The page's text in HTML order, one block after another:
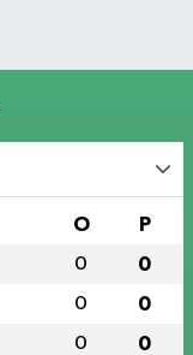
O P
0 0
0 0
0 0